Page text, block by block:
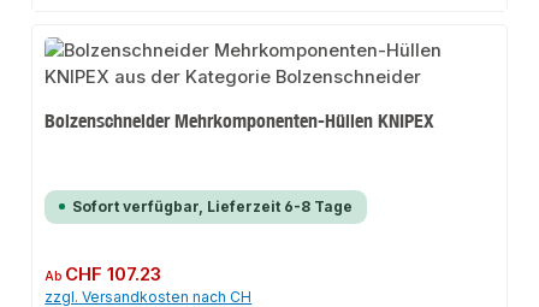
Bolzenschneider Mehrkomponenten-Hüllen KNIPEX
Sofort verfügbar, Lieferzeit 6-8 Tage
Regulärer Preis:
Ab CHF 107.23
zzgl. Versandkosten nach CH